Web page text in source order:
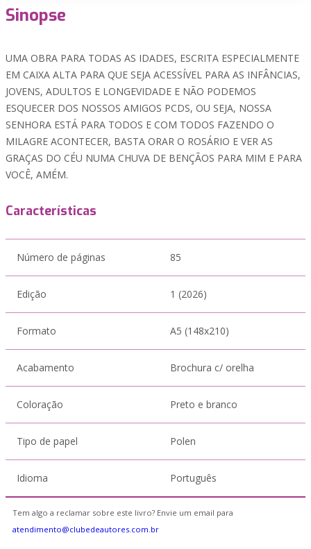
Sinopse
UMA OBRA PARA TODAS AS IDADES, ESCRITA ESPECIALMENTE
EM CAIXA ALTA PARA QUE SEJA ACESSÍVEL PARA AS INFÂNCIAS,
JOVENS, ADULTOS E LONGEVIDADE E NÃO PODEMOS
ESQUECER DOS NOSSOS AMIGOS PCDS, OU SEJA, NOSSA
SENHORA ESTÁ PARA TODOS E COM TODOS FAZENDO O
MILAGRE ACONTECER, BASTA ORAR O ROSÁRIO E VER AS
GRAÇAS DO CÉU NUMA CHUVA DE BENÇÃOS PARA MIM E PARA
VOCÊ, AMÉM.
Características
Número de páginas 85
Edição 1 (2026)
Formato A5 (148x210)
Acabamento Brochura c/ orelha
Coloração Preto e branco
Tipo de papel Polen
Idioma Português
Tem algo a reclamar sobre este livro? Envie um email para
atendimento@clubedeautores.com.br